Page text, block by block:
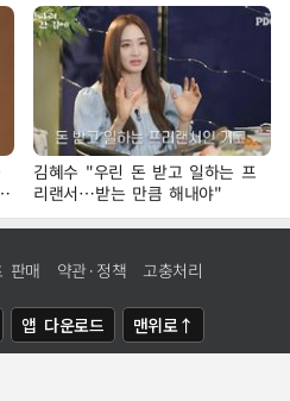
김혜수 "우린 돈 받고 일하는 프
리랜서…받는 만큼 해내야"
판매 약관·정책 고충처리
앱 다운로드 맨위로↑